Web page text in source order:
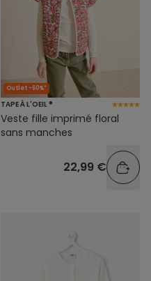
Outlet -60%*
TAPE À L'OEIL ®
Veste fille imprimé floral
sans manches
22,99 €